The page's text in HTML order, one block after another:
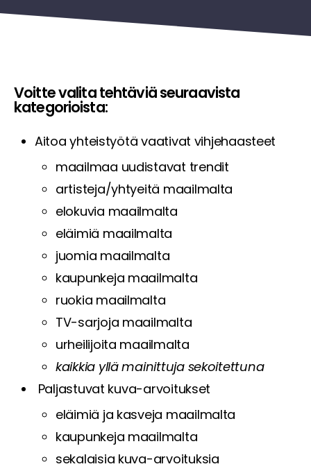
Voitte valita tehtäviä seuraavista
kategorioista:
Aitoa yhteistyötä vaativat vihjehaasteet
maailmaa uudistavat trendit
artisteja/yhtyeitä maailmalta
elokuvia maailmalta
eläimiä maailmalta
juomia maailmalta
kaupunkeja maailmalta
ruokia maailmalta
TV-sarjoja maailmalta
urheilijoita maailmalta
kaikkia yllä mainittuja sekoitettuna
Paljastuvat kuva-arvoitukset
eläimiä ja kasveja maailmalta
kaupunkeja maailmalta
sekalaisia kuva-arvoituksia